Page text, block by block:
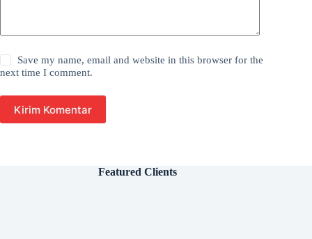
Save my name, email and website in this browser for the
next time I comment.
Kirim Komentar
Featured Clients